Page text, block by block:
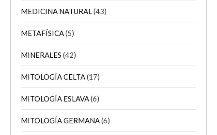
MEDICINA NATURAL(43)
METAFÍSICA(5)
MINERALES (42)
MITOLOGÍA CELTA(17)
MITOLOGÍA ESLAVA(6)
MITOLOGÍA GERMANA(6)